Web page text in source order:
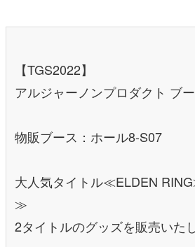
【TGS2022】
アルジャーノンプロダクト ブ
物販ブース：ホール8-S07
大人気タイトル≪ELDEN
≫
2タイトルのグッズを販売いた